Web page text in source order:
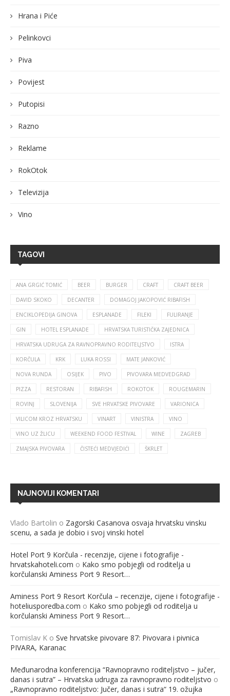
Hrana i Piće
Pelinkovci
Piva
Povijest
Putopisi
Razno
Reklame
RokOtok
Televizija
Vino
TAGOVI
ANA GRGIĆ TOMIĆ BEER BURGER CRAFT CRAFT BEER
DAVID SKOKO DECANTER DOMAGOJ JAKOPOVIĆ RIBAFISH
ENCIKLOPEDIJA GINOVA ESPLANADE FILEKI FULIRANJE
GIN HOTEL ESPLANADE HRVATSKA TURISTIČKA ZAJEDNICA
HRVATSKA UDRUGA ZA RAVNOPRAVNO RODITELJSTVO ISTRA
KORČULA KRK LUKA ROSSI MATE JANKOVIĆ
NOVA RUNDA OSIJEK PIVO PIVOVARA MEDVEDGRAD
PIZZA RESTORAN RIBAFISH ROKOTOK ROUGEMARIN
ROVINJ SLOVENIJA SVE HRVATSKE PIVOVARE VARIONICA
VILICOM KROZ HRVATSKU VINART VINISTRA VINO
VINO UZ ŽLICU WEEKEND FOOD FESTIVAL WINE ZAGREB
ZMAJSKA PIVOVARA ČISTEĆI MEDVJEDIĆI ŠKRLET
NAJNOVIJI KOMENTARI
Vlado Bartolin o Zagorski Casanova osvaja hrvatsku vinsku
scenu, a sada je dobio i svoj vinski hotel
Hotel Port 9 Korčula - recenzije, cijene i fotografije -
hrvatskahoteli.com o Kako smo pobjegli od roditelja u
korčulanski Aminess Port 9 Resort…
Aminess Port 9 Resort Korčula – recenzije, cijene i fotografije -
hoteliusporedba.com o Kako smo pobjegli od roditelja u
korčulanski Aminess Port 9 Resort…
Tomislav K o Sve hrvatske pivovare 87: Pivovara i pivnica
PIVARA, Karanac
Međunarodna konferencija “Ravnopravno roditeljstvo – jučer,
danas i sutra” – Hrvatska udruga za ravnopravno roditeljstvo o
„Ravnopravno roditeljstvo: Jučer, danas i sutra“ 19. ožujka